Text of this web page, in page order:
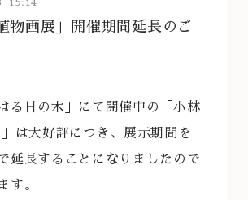
15:14
物画展」開催期間延長のご
る日の木」にて開催中の「小林
は大好評につき、展示期間を
延長することになりましたので
す。